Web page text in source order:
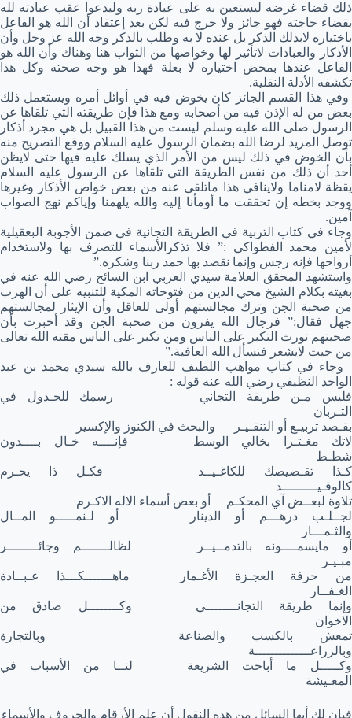
ذلك قضاء غرضه ليستعين به على عبادة ربه وليدعوا عقب عبادته لله
بقضاء حاجته فهو جائز ولا حرج فيه لكن بعد إعتقاد أن الله هو الفاعل
باختياره لابذلك الذكر بل عنده لا به وطلب بالذكر وجه الله عز وجل وأن
الأذكار والعبادات لاتأثير لها وخواصها من الثواب هنا وهناك وأن الله هو
الفاعل عندها بمحض اختياره لا بعلة فهذا هو وجه صحته وكل هذا
تكشفه الأدلة النقلية.
وفي هذا القسم الجائز كان يخوض فيه في أوائل أمره ويستعمل ذلك
بعض من له الإذن فيه من أصحابه ومع هذا فإن طريقته التي تلقاها عن
الرسول صلى الله عليه وسلم ليست من هذا القبيل بل هي مجرد أذكار
توصل المريد لرضا الله بضمان الرسول عليه السلام ووقع التصريح منه
بأن الخوض في ذلك ليس من الأمر الذي يسلك عليه فيها حتى لايظن
أحد أن ذلك من نفس الطريقة التي تلقاها عن الرسول عليه السلام
يقظة لامناما ولاينافي هذا ماتلقى عنه من بعض خواص الأذكار وغيرها
ووجد بخطه إن تحققت ما أومأنا إليه والله يلهمنا وإياكم نهج الصواب
آمين.
وجاء في كتاب التربية في الطريقة التجانية في ضمن الأجوبة البعقيلية
لأمين محمد الفطواكي :” فلا تذكرالأسماء للتصرف بها ولاستخدام
أرواحها فإنه رجس وإنما نقصد بها حمد ربنا وشكره.”
واستشهد المحقق العلامة سيدي العربي ابن السائح رضي الله عنه في
بغيته بكلام الشيخ محي الدين من فتوحاته المكية للتنبيه على أن الهرب
من صحبة الجن وترك مجالستهم أولى للعاقل وأن الإيثار لمجالستهم
جهل فقال:” فرجال الله يفرون من صحبة الجن وقد أخبرت بأن
صحبتهم تورث التكبر على الناس ومن تكبر على الناس مقته الله تعالى
من حيث لايشعر فنسأل الله العافية.”
وجاء في كتاب مواهب اللطيف للعارف بالله سيدي محمد بن عبد
الواحد النظيفي رضي الله عنه قوله :
فليس مـن طريقة التجاني رسمك للجـدول في
التـربان
بقـصد تربيـع أو التنقـيـر والبحث في الكنوز والإكسير
لاتك مغـتـرا بخالي الوسط فإنــــه خـال بــــدون
شطـط
كـذا تقـصيصك للكاغـيــد فكـل ذا يحـرم
كالوقـيـــــــــد
تلاوة لبعــض آي المحكـم أو بعض أسماء الاله الاكـرم
لجــلـب درهـــم أو الدينار أو لـنمـــــو المــال
والثـمـــار
أو مايسمــــونه بالتدمــيــر لظالـــــــم وجائــــــــر
مبـيـر
من حرفة العجـزة الأغـمار ماهـــــــكـــذا عـبــادة
الغـفــار
وإنما طريقة التجانــــــــي وكــــــــل صادق من
الاخوان
تمعش بالكسب والصناعة وبالتجارة
وبالزراعــــــــــــــة
وكـــــل ما أباحت الشريعة لنــا من الأسباب في
المعـيشة
فبان لك أيها السائل من هذه النقول أن علم الأرقام والحروف والأسماء